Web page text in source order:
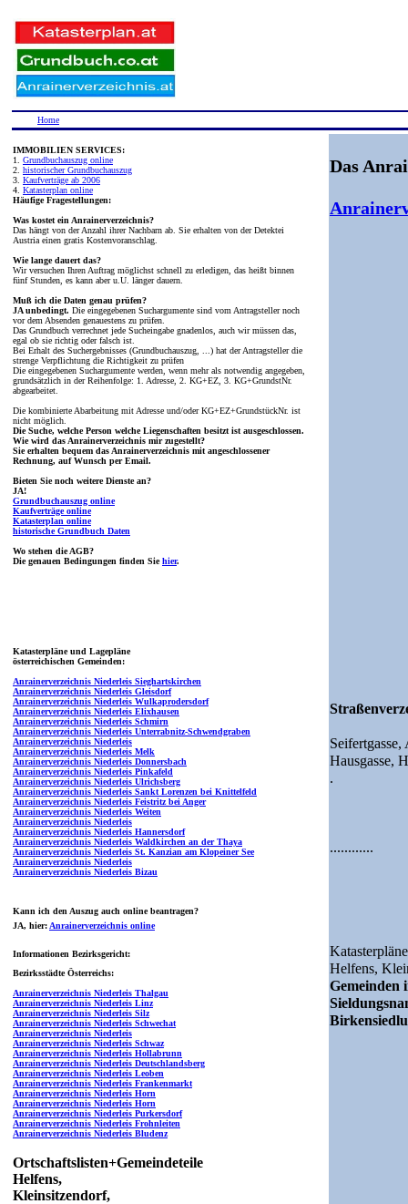
Home
IMMOBILIEN SERVICES:
1. Grundbuchauszug online
2. historischer Grundbuchauszug
3. Kaufverträge ab 2006
4. Katasterplan online
Häufige Fragestellungen:
Was kostet ein Anrainerverzeichnis?
Das hängt von der Anzahl ihrer Nachbarn ab. Sie erhalten von der Detektei
Austria einen gratis Kostenvoranschlag.
Wie lange dauert das?
Wir versuchen Ihren Auftrag möglichst schnell zu erledigen, das heißt binnen
fünf Stunden, es kann aber u.U. länger dauern.
Muß ich die Daten genau prüfen?
JA unbedingt. Die eingegebenen Suchargumente sind vom Antragsteller noch
vor dem Absenden genauestens zu prüfen.
Das Grundbuch verrechnet jede Sucheingabe gnadenlos, auch wir müssen das,
egal ob sie richtig oder falsch ist.
Bei Erhalt des Suchergebnisses (Grundbuchauszug, ...) hat der Antragsteller die
strenge Verpflichtung die Richtigkeit zu prüfen
Die eingegebenen Suchargumente werden, wenn mehr als notwendig angegeben,
grundsätzlich in der Reihenfolge: 1. Adresse, 2. KG+EZ, 3. KG+GrundstNr.
abgearbeitet.
Die kombinierte Abarbeitung mit Adresse und/oder KG+EZ+GrundstückNr. ist
nicht möglich.
Die Suche, welche Person welche Liegenschaften besitzt ist ausgeschlossen.
Wie wird das Anrainerverzeichnis mir zugestellt?
Sie erhalten bequem das Anrainerverzeichnis mit angeschlossener
Rechnung, auf Wunsch per Email.
Bieten Sie noch weitere Dienste an?
JA!
Grundbuchauszug online
Kaufverträge online
Katasterplan online
historische Grundbuch Daten
Wo stehen die AGB?
Die genauen Bedingungen finden Siehier.
Katasterpläne und Lagepläne
österreichischen Gemeinden:
Anrainerverzeichnis Niederleis Sieghartskirchen
Anrainerverzeichnis Niederleis Gleisdorf
Anrainerverzeichnis Niederleis Wulkaprodersdorf
Anrainerverzeichnis Niederleis Elixhausen
Anrainerverzeichnis Niederleis Schmirn
Anrainerverzeichnis Niederleis Unterrabnitz-Schwendgraben
Anrainerverzeichnis Niederleis
Anrainerverzeichnis Niederleis Melk
Anrainerverzeichnis Niederleis Donnersbach
Anrainerverzeichnis Niederleis Pinkafeld
Anrainerverzeichnis Niederleis Ulrichsberg
Anrainerverzeichnis Niederleis Sankt Lorenzen bei Knittelfeld
Anrainerverzeichnis Niederleis Feistritz bei Anger
Anrainerverzeichnis Niederleis Weiten
Anrainerverzeichnis Niederleis
Anrainerverzeichnis Niederleis Hannersdorf
Anrainerverzeichnis Niederleis Waldkirchen an der Thaya
Anrainerverzeichnis Niederleis St. Kanzian am Klopeiner See
Anrainerverzeichnis Niederleis
Anrainerverzeichnis Niederleis Bizau
Kann ich den Auszug auch online beantragen?
JA, hier: Anrainerverzeichnis online
Informationen Bezirksgericht:
Bezirksstädte Österreichs:
Anrainerverzeichnis Niederleis Thalgau
Anrainerverzeichnis Niederleis Linz
Anrainerverzeichnis Niederleis Silz
Anrainerverzeichnis Niederleis Schwechat
Anrainerverzeichnis Niederleis
Anrainerverzeichnis Niederleis Schwaz
Anrainerverzeichnis Niederleis Hollabrunn
Anrainerverzeichnis Niederleis Deutschlandsberg
Anrainerverzeichnis Niederleis Leoben
Anrainerverzeichnis Niederleis Frankenmarkt
Anrainerverzeichnis Niederleis Horn
Anrainerverzeichnis Niederleis Horn
Anrainerverzeichnis Niederleis Purkersdorf
Anrainerverzeichnis Niederleis Frohnleiten
Anrainerverzeichnis Niederleis Bludenz
Ortschaftslisten+Gemeindeteile
Helfens,
Kleinsitzendorf,
Das
Seifertgasse,
Hausgasse,
.
............
Helfens,
Gemeinden